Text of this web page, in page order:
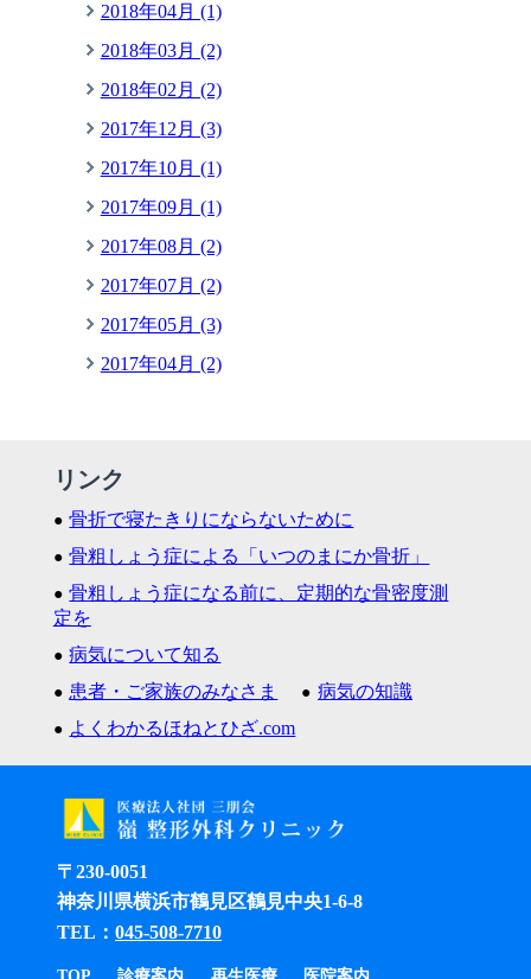
2018年04月 (1)
2018年03月 (2)
2018年02月 (2)
2017年12月 (3)
2017年10月 (1)
2017年09月 (1)
2017年08月 (2)
2017年07月 (2)
2017年05月 (3)
2017年04月 (2)
リンク
骨折で寝たきりにならないために
骨粗しょう症による「いつのまにか骨折」
骨粗しょう症になる前に、定期的な骨密度測
定を
病気について知る
患者・ご家族のみなさま
病気の知識
よくわかるほねとひざ.com
〒230-0051
神奈川県横浜市鶴見区鶴見中央1-6-8
TEL： 045-508-7710